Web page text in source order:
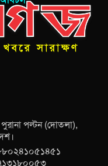
পল্টন (দোতলা),